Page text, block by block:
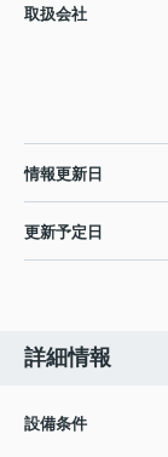
取扱会社
情報更新日
更新予定日
詳細情報
設備条件